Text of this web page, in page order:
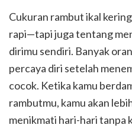
Cukuran rambut ikal
rapi—tapi juga tentang
dirimu sendiri. Banyak
percaya diri setelah
cocok. Ketika kamu
rambutmu, kamu akan
menikmati hari-hari tanpa